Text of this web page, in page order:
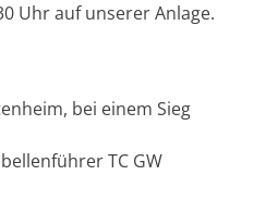
Uhr auf unserer Anlage.
bei einem Sieg
TC GW